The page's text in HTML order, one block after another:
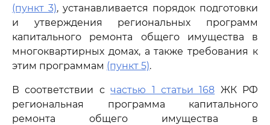
(пункт 3), устанавливается порядок подготовки
и утверждения региональных программ
капитального ремонта общего имущества в
многоквартирных домах, а также требования к
этим программам (пункт 5).
В соответствии счастью 1 статьи 168 ЖК РФ
региональная программа капитального
ремонта общего имущества в